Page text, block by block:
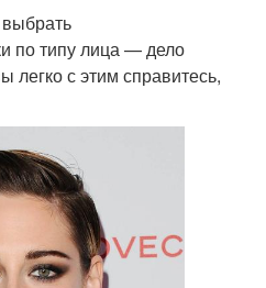
по типу лица — дело
легко с этим справитесь,